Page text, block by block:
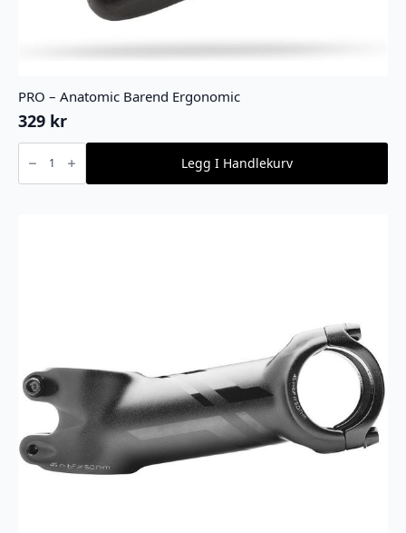
PRO – Anatomic Barend Ergonomic
329 kr
PRO
Anatomic
Barend
Legg I Handlekurv